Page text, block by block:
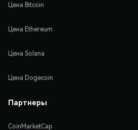
Цена Bitcoin
Цена Ethereum
Цена Solana
Цена Dogecoin
Партнеры
CoinMarketCap